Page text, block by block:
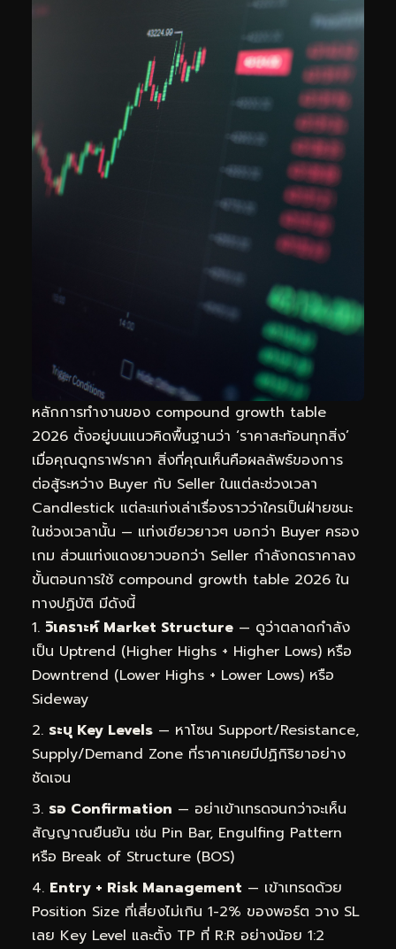
หลักการทำงานของ compound growth table
2026 ตั้งอยู่บนแนวคิดพื้นฐานว่า ‘ราคาสะท้อนทุกสิ่ง’
เมื่อคุณดูกราฟราคา สิ่งที่คุณเห็นคือผลลัพธ์ของการ
ต่อสู้ระหว่าง Buyer กับ Seller ในแต่ละช่วงเวลา
Candlestick แต่ละแท่งเล่าเรื่องราวว่าใครเป็นฝ่ายชนะ
ในช่วงเวลานั้น — แท่งเขียวยาวๆ บอกว่า Buyer ครอง
เกม ส่วนแท่งแดงยาวบอกว่า Seller กำลังกดราคาลง
ขั้นตอนการใช้ compound growth table 2026 ใน
ทางปฏิบัติ มีดังนี้
วิเคราะห์ Market Structure — ดูว่าตลาดกำลัง
เป็น Uptrend (Higher Highs + Higher Lows) หรือ
Downtrend (Lower Highs + Lower Lows) หรือ
Sideway
ระบุ Key Levels — หาโซน Support/Resistance,
Supply/Demand Zone ที่ราคาเคยมีปฏิกิริยาอย่าง
ชัดเจน
รอ Confirmation — อย่าเข้าเทรดจนกว่าจะเห็น
สัญญาณยืนยัน เช่น Pin Bar, Engulfing Pattern
หรือ Break of Structure (BOS)
Entry + Risk Management — เข้าเทรดด้วย
Position Size ที่เสี่ยงไม่เกิน 1-2% ของพอร์ต วาง SL
เลย Key Level และตั้ง TP ที่ R:R อย่างน้อย 1:2